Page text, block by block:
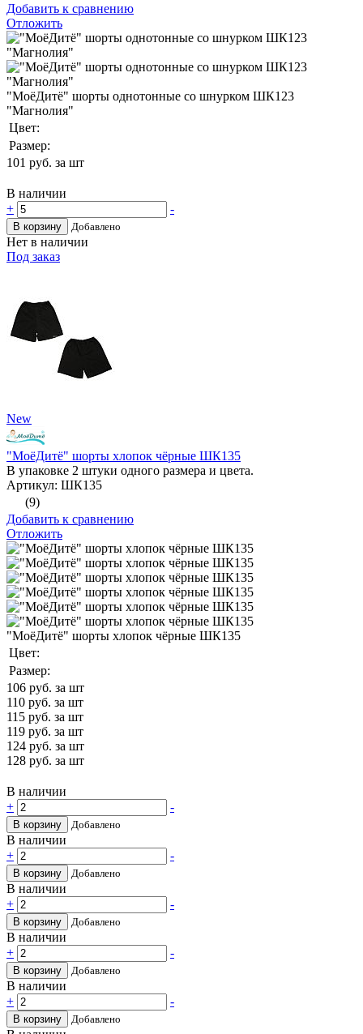
Добавить к сравнению
Отложить
"МоёДитё" шорты однотонные со шнурком ШК123
"Магнолия"
Цвет:
Размер:
101 руб. за шт
В наличии
+
-
В корзину Добавлено
Нет в наличии
Под заказ
New
"МоёДитё" шорты хлопок чёрные ШК135
В упаковке 2 штуки одного размера и цвета.
Артикул: ШК135
(9)
Добавить к сравнению
Отложить
"МоёДитё" шорты хлопок чёрные ШК135
Цвет:
Размер:
106 руб. за шт
110 руб. за шт
115 руб. за шт
119 руб. за шт
124 руб. за шт
128 руб. за шт
В наличии
+
-
В корзину Добавлено
В наличии
+
-
В корзину Добавлено
В наличии
+
-
В корзину Добавлено
В наличии
+
-
В корзину Добавлено
В наличии
+
-
В корзину Добавлено